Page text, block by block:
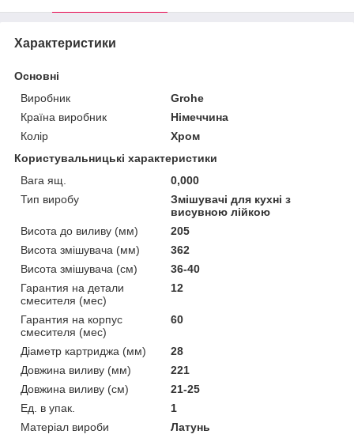
Характеристики
Основні
Виробник
Grohe
Країна виробник
Німеччина
Колір
Хром
Користувальницькі характеристики
Вага ящ.
0,000
Тип виробу
Змішувачі для кухні з
висувною лійкою
Висота до виливу (мм)
205
Висота змішувача (мм)
362
Висота змішувача (см)
36-40
Гарантия на детали
смесителя (мес)
12
Гарантия на корпус
смесителя (мес)
60
Діаметр картриджа (мм)
28
Довжина виливу (мм)
221
Довжина виливу (см)
21-25
Ед. в упак.
1
Матеріал вироби
Латунь